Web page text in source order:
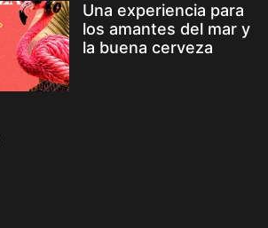
Una experiencia para
los amantes del mar y
la buena cerveza